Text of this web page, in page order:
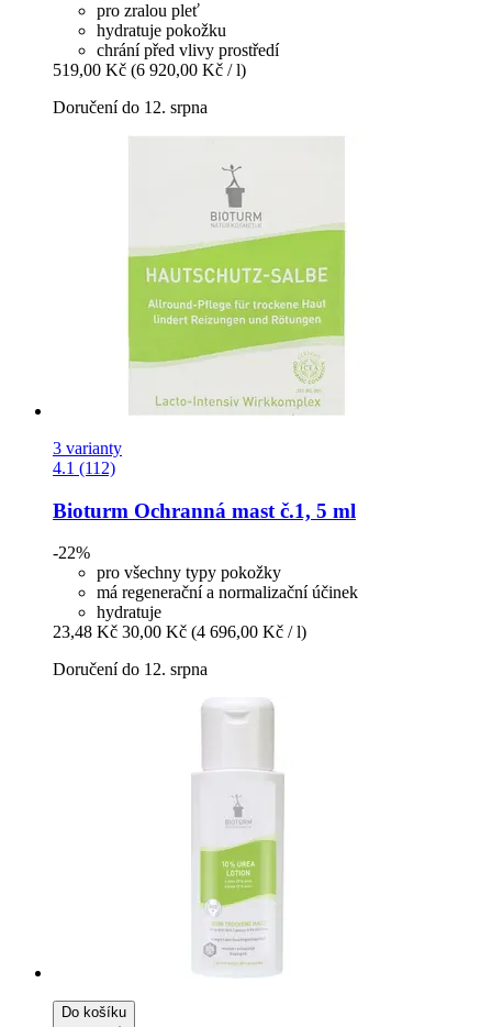
pro zralou pleť
hydratuje pokožku
chrání před vlivy prostředí
519,00 Kč (6 920,00 Kč / l)
Doručení do 12. srpna
3 varianty
4.1 (112)
Bioturm Ochranná mast č.1, 5 ml
-22%
pro všechny typy pokožky
má regenerační a normalizační účinek
hydratuje
23,48 Kč 30,00 Kč (4 696,00 Kč / l)
Doručení do 12. srpna
Do košíku